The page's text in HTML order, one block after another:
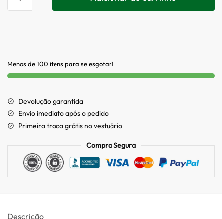
Menos de 100 itens para se esgotar1
Devolução garantida
Envio imediato após o pedido
Primeira troca grátis no vestuário
Compra Segura
Descrição